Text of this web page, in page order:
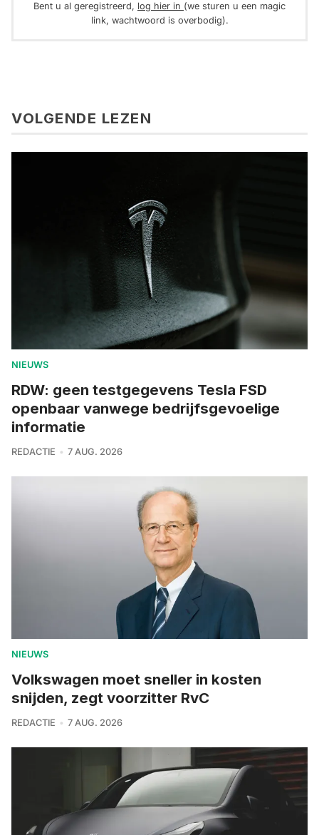
Bent u al geregistreerd, log hier in (we sturen u een magic
link, wachtwoord is overbodig).
VOLGENDE LEZEN
NIEUWS
RDW: geen testgegevens Tesla FSD
openbaar vanwege bedrijfsgevoelige
informatie
REDACTIE 7 AUG. 2026
NIEUWS
Volkswagen moet sneller in kosten
snijden, zegt voorzitter RvC
REDACTIE 7 AUG. 2026